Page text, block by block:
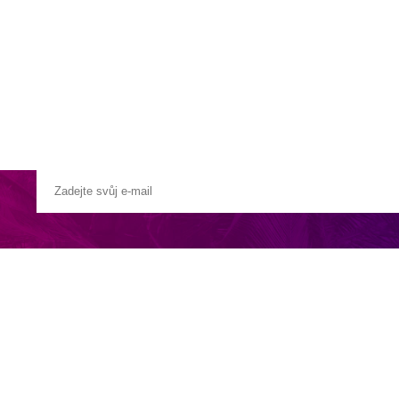
atolu North Malé. Tento nádherný ostrov o rozloze 32 hektarů je